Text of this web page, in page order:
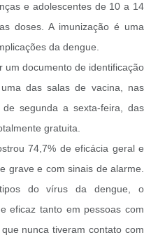
e adolescentes de 10 a 14
doses. A imunização é uma
da dengue.
um documento de identificação
das salas de vacina, nas
segunda a sexta-feira, das
gratuita.
74,7% de eficácia geral e
grave e com sinais de alarme.
do vírus da dengue, o
eficaz tanto em pessoas com
nunca tiveram contato com